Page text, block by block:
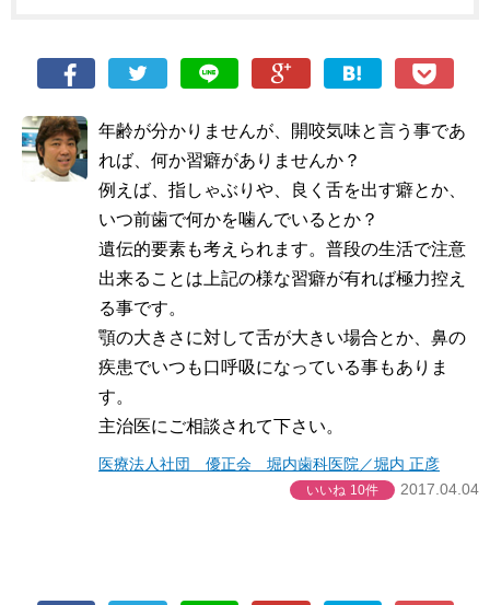
年齢が分かりませんが、開咬気味と言う事であ
れば、何か習癖がありませんか？
例えば、指しゃぶりや、良く舌を出す癖とか、
いつ前歯で何かを噛んでいるとか？
遺伝的要素も考えられます。普段の生活で注意
出来ることは上記の様な習癖が有れば極力控え
る事です。
顎の大きさに対して舌が大きい場合とか、鼻の
疾患でいつも口呼吸になっている事もありま
す。
主治医にご相談されて下さい。
医療法人社団 優正会 堀内歯科医院／堀内 正彦
いいね 10件 2017.04.04